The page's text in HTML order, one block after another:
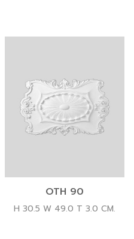
OTH 90
H 30.5 W 49.0 T 3.0 CM.